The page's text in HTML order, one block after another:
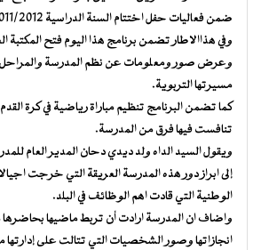
ضمن فعاليات حفل اختتام السنة الدراسية 2011/2012.
وفي هذاالاطار تضمن برنامج هذا اليوم فتح المكتبة
وعرض صور ومعلومات عن نظم المدرسة والمراحل
مسيرتها التربوية.
كما تضمن البرنامج تنظيم مباراة رياضية في كرة
تنافست فيها فرق من المدرسة.
ويقول السيد الداه ولد ديدي دحان المدير العام
إلى ابراز دور هذه المدرسة العريقة التي خرجت
الوطنية التي قادت اهم الوظائف في البلد.
واضاف ان المدرسة ارادت أن تربط ماضيها
انجازاتها وصور الشخصيات التي تتالت على إدارتها